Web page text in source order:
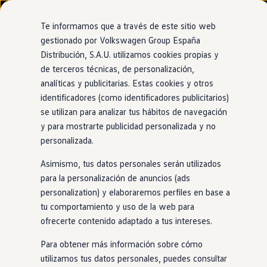
Ir
directamente
al contenido
Ir
directamente
al pie de
página
Nuevo ID. Cross
Vehículos Comerciales
Compra y ofertas
Volkswagen nuevo en stock
Volkswagen de ocasión
Financiación
My Renting
My Way
Seguros
Empresas
Autoescuelas
Eléctricos e híbridos
Más sobre híbridos
Plan Auto +
Etiquetas DGT
Simulador de autonomía, carga y ahorro
Carga y autonomía
Soluciones de carga
Tarifas de carga
Carga en casa
Modos de carga
Asistente de mantenimiento de carril
Corrige tu direcciónsi
te desvías
Mantendrás tu dirección sin esfuerzo. Con este asistente, tu
Golfdetecta las líneas del carril y, a partir de una
velocidad de 60 km/h, en caso de que te desvíes
involuntariamente, te avisa. Además, si no respondes a la
seguro y devolver tu atención a la carretera.
Te informamos que a través de este sitio web
gestionado por Volkswagen Group España
Distribución, S.A.U. utilizamos cookies propias y
de terceros técnicas, de personalización,
analíticas y publicitarias. Estas cookies y otros
identificadores (como identificadores publicitarios)
se utilizan para analizar tus hábitos de navegación
y para mostrarte publicidad personalizada y no
personalizada.
Asimismo, tus datos personales serán utilizados
para la personalización de anuncios (ads
personalization) y elaboraremos perfiles en base a
tu comportamiento y uso de la web para
ofrecerte contenido adaptado a tus intereses.
Para obtener más información sobre cómo
utilizamos tus datos personales, puedes consultar